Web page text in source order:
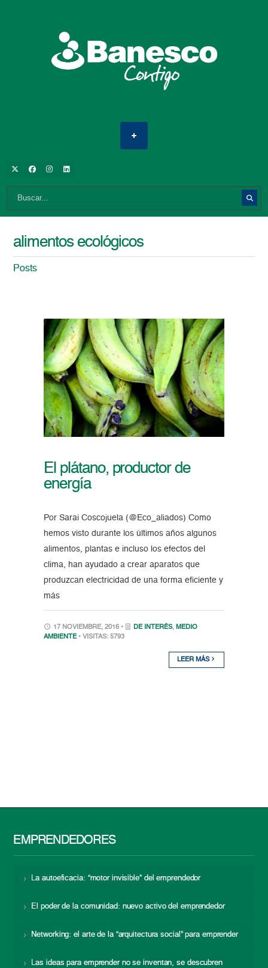
alimentos ecológicos
Posts
El plátano, productor de
energía
Por Sarai Coscojuela (@Eco_aliados) Como
hemos visto durante los últimos años algunos
alimentos, plantas e incluso los efectos del
clima, han ayudado a crear aparatos que
produzcan electricidad de una forma eficiente y
más
17 NOVIEMBRE, 2016 • DE INTERÉS, MEDIO
AMBIENTE • VISITAS: 5793
LEER MÁS
EMPRENDEDORES
La autoeficacia: “motor invisible” del emprendedor
El poder de la comunidad: nuevo activo del emprendedor
Networking: el arte de la “arquitectura social” para emprender
Las ideas para emprender no se inventan, se descubren